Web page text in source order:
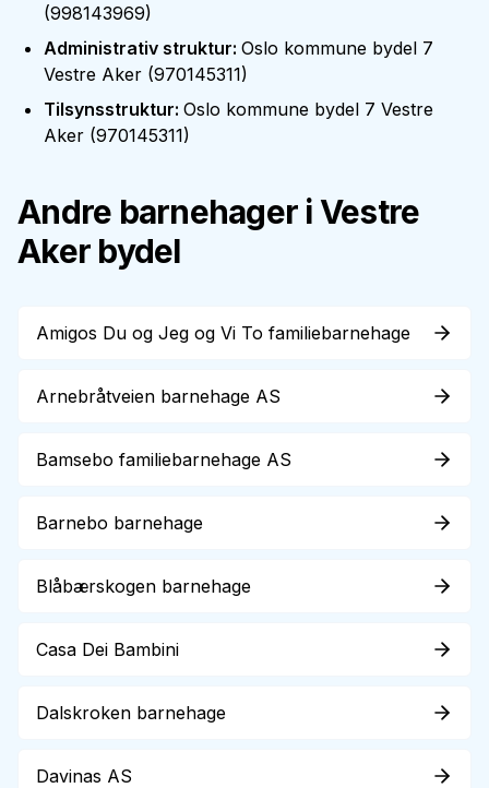
(998143969)
Administrativ struktur: Oslo kommune bydel 7
Vestre Aker (970145311)
Tilsynsstruktur: Oslo kommune bydel 7 Vestre
Aker (970145311)
Andre barnehager iVestre
Aker bydel
Amigos Du og Jeg og Vi To familiebarnehage
Arnebråtveien barnehage AS
Bamsebo familiebarnehage AS
Barnebo barnehage
Blåbærskogen barnehage
Casa Dei Bambini
Dalskroken barnehage
Davinas AS